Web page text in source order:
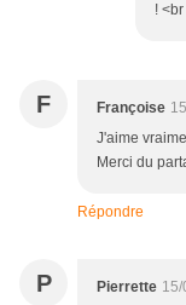
!
F Françoise
J'aime
Merci du
Répondre
P Pierrette